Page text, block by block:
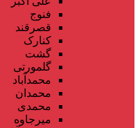
فنوج
قصرقند
کنارک
گشت
گلمورتی
محمدآباد
محمدان
محمدی
میرجاوه